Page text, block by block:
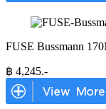
FUSE Bussmann
฿ 4,245.-